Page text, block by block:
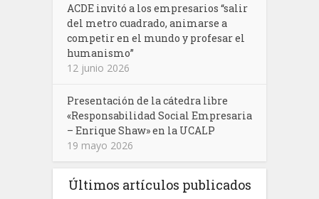
ACDE invitó a los empresarios “salir
del metro cuadrado, animarse a
competir en el mundo y profesar el
humanismo”
12 junio 2026
Presentación de la cátedra libre
«Responsabilidad Social Empresaria
– Enrique Shaw» en la UCALP
19 mayo 2026
Últimos artículos publicados